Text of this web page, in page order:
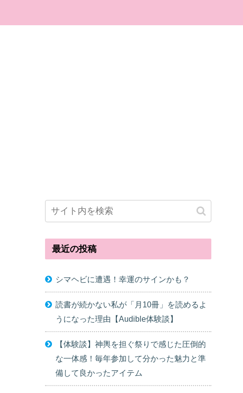
最近の投稿
シマヘビに遭遇！幸運のサインかも？
読書が続かない私が「月10冊」を読めるよ
うになった理由【Audible体験談】
【体験談】神輿を担ぐ祭りで感じた圧倒的
な一体感！毎年参加して分かった魅力と準
備して良かったアイテム